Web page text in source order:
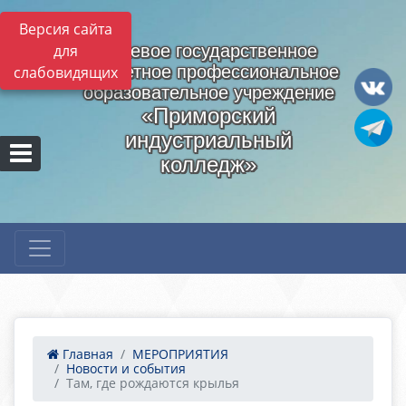
Версия сайта
для
слабовидящих
Краевое государственное
бюджетное профессиональное
образовательное учреждение
«Приморский
индустриальный
колледж»
Главная
МЕРОПРИЯТИЯ
Новости и события
Там, где рождаются крылья